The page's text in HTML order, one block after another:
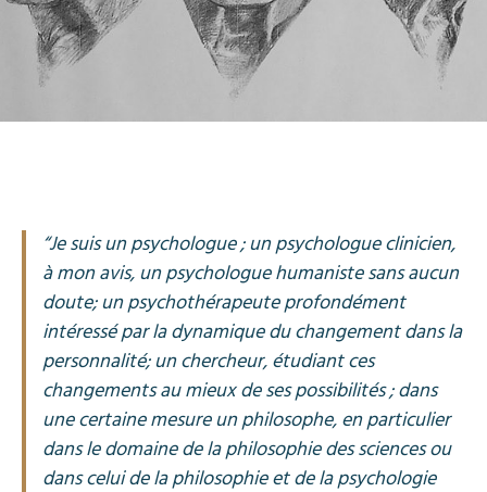
“Je suis un psychologue ; un psychologue clinicien,
à mon avis, un psychologue humaniste sans aucun
doute; un psychothérapeute profondément
intéressé par la dynamique du changement dans la
personnalité; un chercheur, étudiant ces
changements au mieux de ses possibilités ; dans
une certaine mesure un philosophe, en particulier
dans le domaine de la philosophie des sciences ou
dans celui de la philosophie et de la psychologie